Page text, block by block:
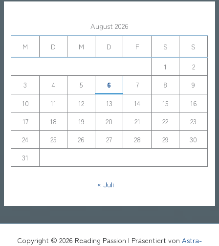
August 2026
M
D M D F S
S
1
2
3
4 5 6 7 8
9
10
11 12 13 14 15
16
17
18 19 20 21 22
23
24
25 26 27 28 29
30
31
« Juli
Copyright © 2026 Reading Passion | Präsentiert von Astra-